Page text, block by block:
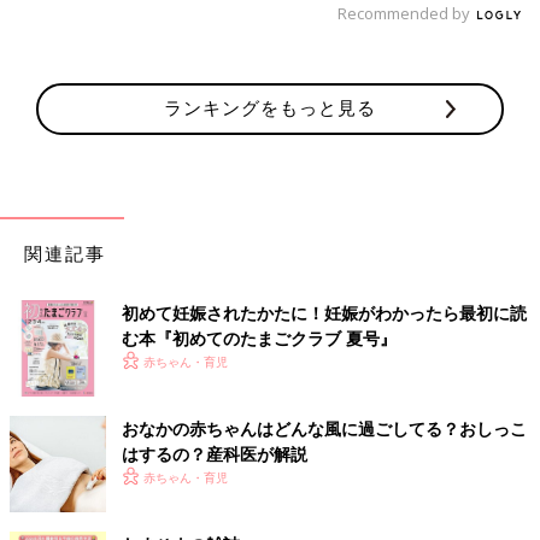
Recommended by
ランキングをもっと見る
関連記事
初めて妊娠されたかたに！妊娠がわかったら最初に読
む本『初めてのたまごクラブ 夏号』
赤ちゃん・育児
おなかの赤ちゃんはどんな風に過ごしてる？おしっこ
はするの？産科医が解説
赤ちゃん・育児